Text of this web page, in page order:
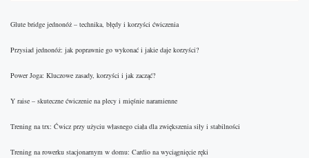
Glute bridge jednonóż – technika, błędy i korzyści ćwiczenia
Przysiad jednonóż: jak poprawnie go wykonać i jakie daje korzyści?
Power Joga: Kluczowe zasady, korzyści i jak zacząć?
Y raise – skuteczne ćwiczenie na plecy i mięśnie naramienne
Trening na trx: Ćwicz przy użyciu własnego ciała dla zwiększenia siły i stabilności
Trening na rowerku stacjonarnym w domu: Cardio na wyciągnięcie ręki